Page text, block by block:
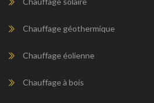
Chauffage géothermique
Chauffage éolienne
Chauffage à bois